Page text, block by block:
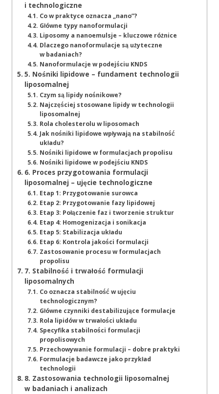
i technologiczne
Co w praktyce oznacza „nano”?
Główne typy nanoformulacji
Liposomy a nanoemulsje – kluczowe różnice
Dlaczego nanoformulacje są użyteczne
w badaniach?
Nanoformulacje w podejściu KNDS
5. Nośniki lipidowe – fundament technologii
liposomalnej
Czym są lipidy nośnikowe?
Najczęściej stosowane lipidy w technologii
liposomalnej
Rola cholesterolu w liposomach
Jak nośniki lipidowe wpływają na stabilność
układu?
Nośniki lipidowe w formulacjach propolisu
Nośniki lipidowe w podejściu KNDS
6. Proces przygotowania formulacji
liposomalnej – ujęcie technologiczne
Etap 1: Przygotowanie surowca
Etap 2: Przygotowanie fazy lipidowej
Etap 3: Połączenie faz i tworzenie struktur
Etap 4: Homogenizacja i sonikacja
Etap 5: Stabilizacja układu
Etap 6: Kontrola jakości formulacji
Zastosowanie procesu w formulacjach
propolisu
7. Stabilność i trwałość formulacji
liposomalnych
Co oznacza stabilność w ujęciu
technologicznym?
Główne czynniki destabilizujące formulacje
Rola lipidów w trwałości układu
Specyfika stabilności formulacji
propolisowych
Przechowywanie formulacji – dobre praktyki
Formulacje badawcze jako przykład
technologii
8. Zastosowania technologii liposomalnej
w badaniach i analizach